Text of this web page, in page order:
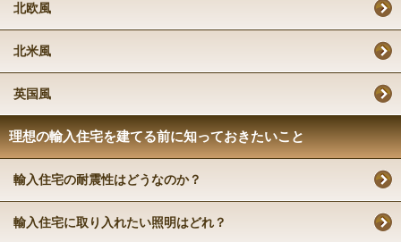
北欧風
北米風
英国風
理想の輸入住宅を建てる前に知っておきたいこと
輸入住宅の耐震性はどうなのか？
輸入住宅に取り入れたい照明はどれ？